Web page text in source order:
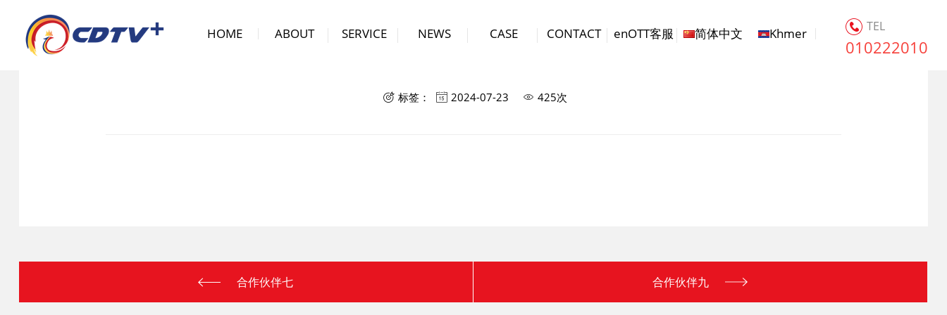
HOME ABOUT SERVICE NEWS CASE CONTACT enOTT客服 简体中文 Khmer TEL
010222010
 标签：  2024-07-23  425次
合作伙伴七 合作伙伴九